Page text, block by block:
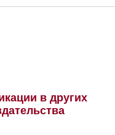
в других